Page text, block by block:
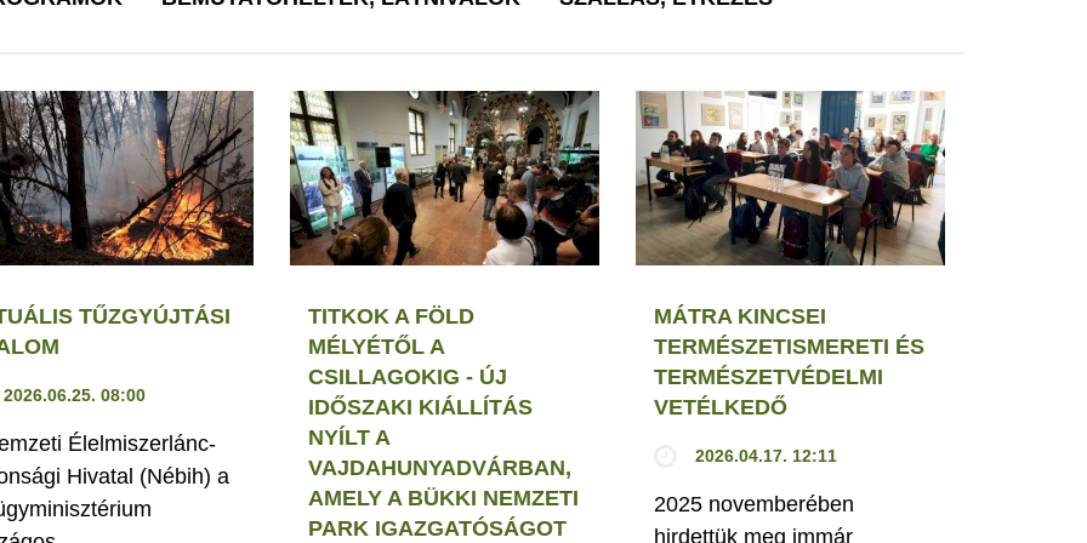
TŰZGYÚJTÁSI
2026.06.25. 08:00
Élelmiszerlánc-
Hivatal (Nébih) a
TITKOK A FÖLD
MÉLYÉTŐL A
CSILLAGOKIG - ÚJ
IDŐSZAKI KIÁLLÍTÁS
NYÍLT A
VAJDAHUNYADVÁRBAN,
AMELY A BÜKKI NEMZETI
PARK IGAZGATÓSÁGOT
MÁTRA KINCSEI
TERMÉSZETISMERETI ÉS
TERMÉSZETVÉDELMI
VETÉLKEDŐ
2026.04.17. 12:11
2025 novemberében
hirdettük meg immár